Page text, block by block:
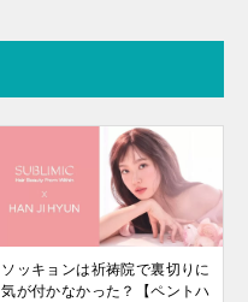
ソッキョンは祈祷院で裏切りに
気が付かなかった？【ペントハ